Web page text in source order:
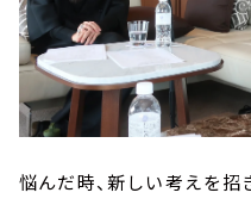
悩んだ時、新しい考えを